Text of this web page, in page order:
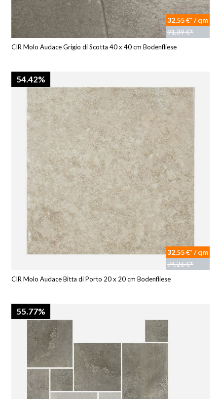
32,55 €* / qm
91,39 €*
CIR Molo Audace Grigio di Scotta 40 x 40 cm Bodenfliese
54.42%
32,55 €* / qm
74,26 €*
CIR Molo Audace Bitta di Porto 20 x 20 cm Bodenfliese
55.77%